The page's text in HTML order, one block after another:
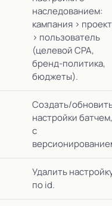
наследованием:
кампания > проект
> пользователь
(целевой CPA,
бренд-политика,
бюджеты).
Создать/
настройки батчем,
с
Удалить
по id.